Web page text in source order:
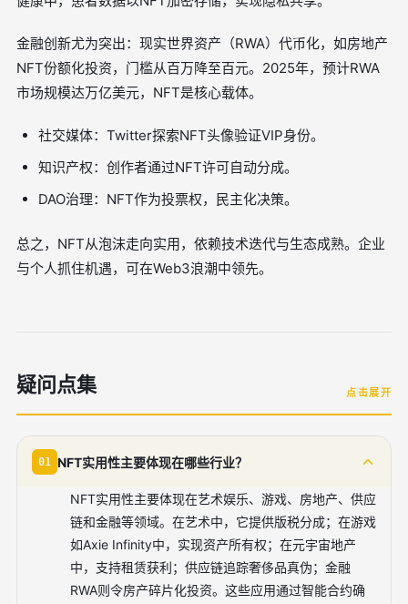
金融创新尤为突出：现实世界资产（RWA）代币化，如房地产
NFT份额化投资，门槛从百万降至百元。2025年，预计RWA
市场规模达万亿美元，NFT是核心载体。
社交媒体：Twitter探索NFT头像验证VIP身份。
知识产权：创作者通过NFT许可自动分成。
DAO治理：NFT作为投票权，民主化决策。
总之，NFT从泡沫走向实用，依赖技术迭代与生态成熟。企业
与个人抓住机遇，可在Web3浪潮中领先。
疑问点集 点击展开
01 NFT实用性主要体现在哪些行业？
NFT实用性主要体现在艺术娱乐、游戏、房地产、供应
链和金融等领域。在艺术中，它提供版税分成；在游戏
如Axie Infinity中，实现资产所有权；在元宇宙地产
中，支持租赁获利；供应链追踪奢侈品真伪；金融
RWA则令房产碎片化投资。这些应用通过智能合约确